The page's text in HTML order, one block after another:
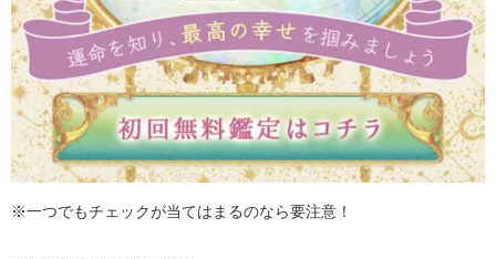
※一つでもチェックが当てはまるのなら要注意！